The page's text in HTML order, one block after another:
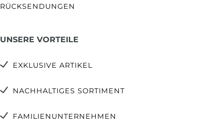
RÜCKSENDUNGEN
UNSERE VORTEILE
EXKLUSIVE ARTIKEL
NACHHALTIGES SORTIMENT
FAMILIENUNTERNEHMEN